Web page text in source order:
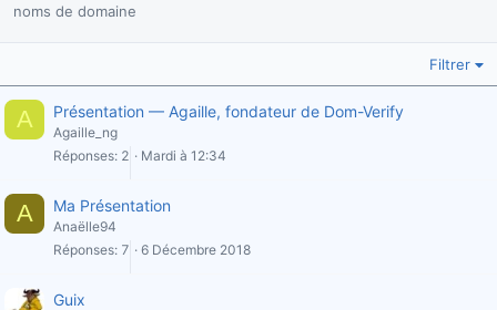
noms de domaine
Filtrer
A Présentation — Agaille, fondateur de Dom-Verify
Agaille_ng
Réponses 2 Mardi à 12:34
A Ma Présentation
Anaëlle94
Réponses 7 6 Décembre 2018
Guix